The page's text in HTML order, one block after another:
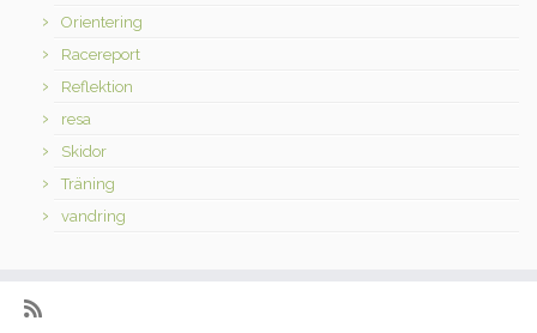
Orientering
Racereport
Reflektion
resa
Skidor
Träning
vandring